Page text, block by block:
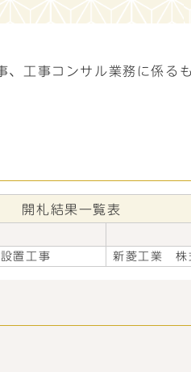
工事コンサル業務に係る
開札結果一覧表
置工事 新菱工業 株